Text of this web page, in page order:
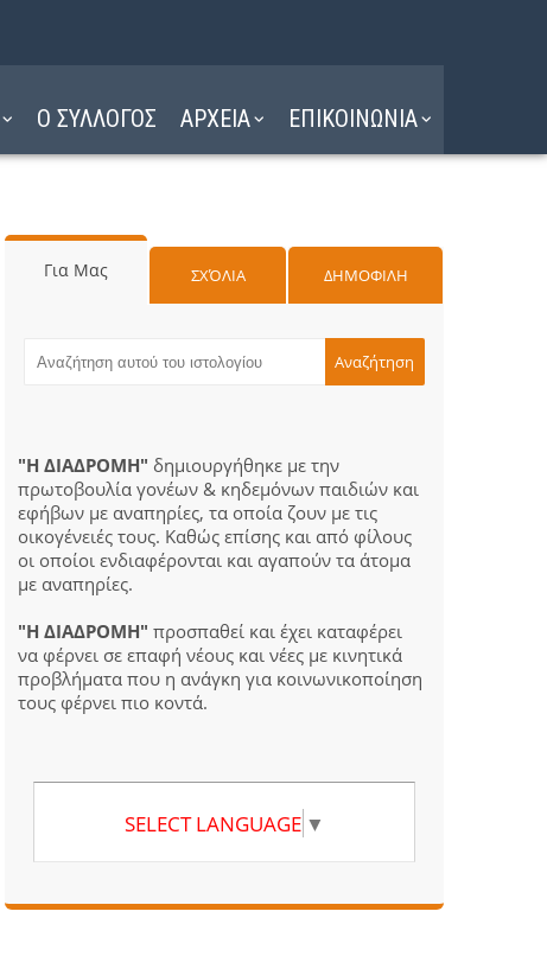
Ο ΣΥΛΛΟΓΟΣ ΑΡΧΕΙΑ ΕΠΙΚΟΙΝΩΝΙΑ
Για Μας ΣΧΌΛΙΑ ΔΗΜΟΦΙΛΗ
"Η ΔΙΑΔΡΟΜΗ" δημιουργήθηκε με την
πρωτοβουλία γονέων & κηδεμόνων παιδιών και
εφήβων με αναπηρίες, τα οποία ζουν με τις
οικογένειές τους. Καθώς επίσης και από φίλους
οι οποίοι ενδιαφέρονται και αγαπούν τα άτομα
με αναπηρίες.
"Η ΔΙΑΔΡΟΜΗ" προσπαθεί και έχει καταφέρει
να φέρνει σε επαφή νέους και νέες με κινητικά
προβλήματα που η ανάγκη για κοινωνικοποίηση
τους φέρνει πιο κοντά.
SELECT LANGUAGE ▼